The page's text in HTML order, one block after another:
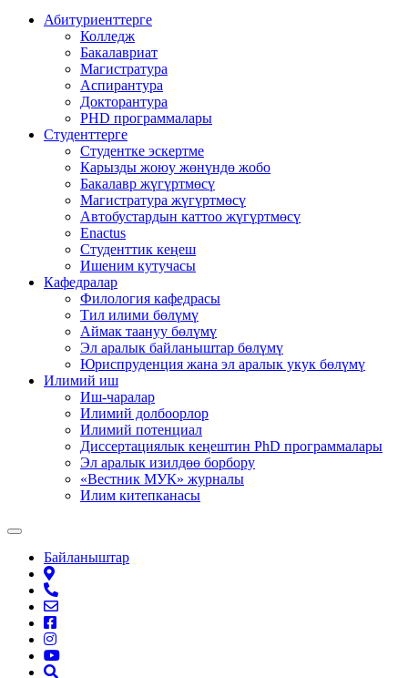
Абитуриенттерге
Колледж
Бакалавриат
Магистратура
Аспирантура
Докторантура
PHD программалары
Студенттерге
Студентке эскертме
Карызды жоюу жөнүндө жобо
Бакалавр жүгүртмөсү
Магистратура жүгүртмөсү
Автобустардын каттоо жүгүртмөсү
Enactus
Студенттик кеңеш
Ишеним кутучасы
Кафедралар
Филология кафедрасы
Тил илими бөлүмү
Аймак таануу бөлүмү
Эл аралык байланыштар бөлүмү
Юриспруденция жана эл аралык укук бөлүмү
Илимий иш
Иш-чаралар
Илимий долбоорлор
Илимий потенциал
Диссертациялык кеңештин PhD программалары
Эл аралык изилдөө борбору
«Вестник МУК» журналы
Илим китепканасы
Байланыштар